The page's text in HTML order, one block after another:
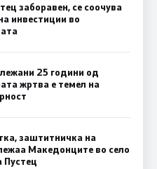
заборавен, се соочува
инвестиции во
25 години од
жртва е темел на
заштитничка на
Македонците во село
Пустец